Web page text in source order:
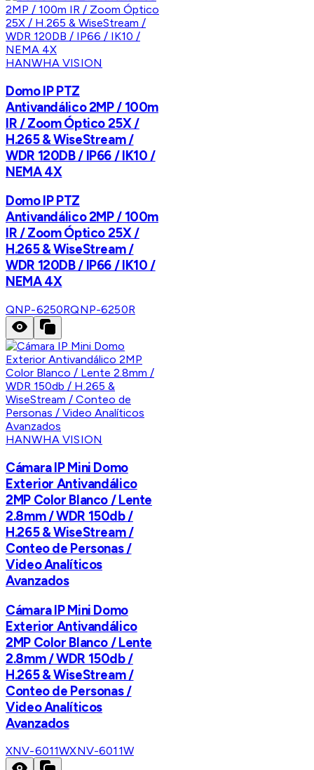
HANWHA VISION
Domo IP PTZ
Antivandálico 2MP / 100m
IR / Zoom Óptico 25X /
H.265 & WiseStream /
WDR 120DB / IP66 / IK10 /
NEMA 4X
Domo IP PTZ
Antivandálico 2MP / 100m
IR / Zoom Óptico 25X /
H.265 & WiseStream /
WDR 120DB / IP66 / IK10 /
NEMA 4X
QNP-6250RQNP-6250R
HANWHA VISION
Cámara IP Mini Domo
Exterior Antivandálico
2MP Color Blanco / Lente
2.8mm / WDR 150db /
H.265 & WiseStream /
Conteo de Personas /
Video Analíticos
Avanzados
Cámara IP Mini Domo
Exterior Antivandálico
2MP Color Blanco / Lente
2.8mm / WDR 150db /
H.265 & WiseStream /
Conteo de Personas /
Video Analíticos
Avanzados
XNV-6011WXNV-6011W